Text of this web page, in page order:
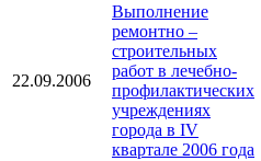
22.09.2006
Выполнение
ремонтно –
строительных
работ в лечебно-
профилактических
учреждениях
города в IV
квартале 2006 года